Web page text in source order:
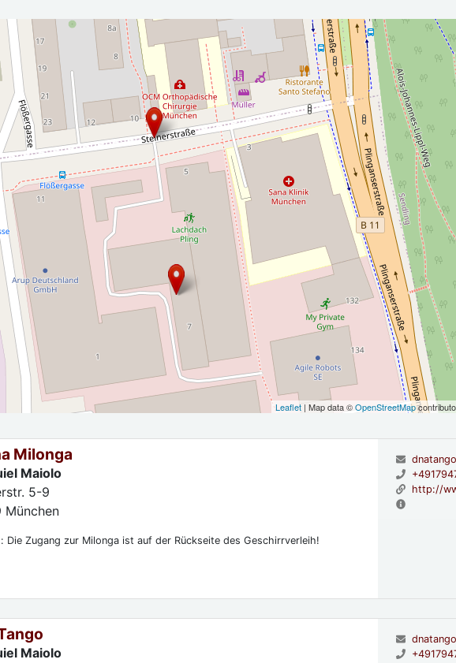
Leaflet | Map data ©OpenStreetMap
Milonga
Maiolo
5-9
München
Die Zugang zur Milonga ist auf der Rückseite des Geschirrverleih!
http://
Maiolo